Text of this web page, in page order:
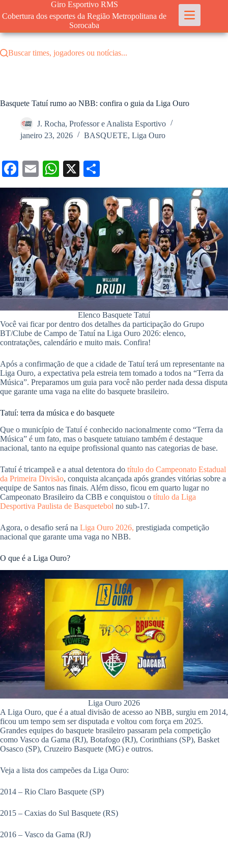
para
conteúdo
Giro Esportivo RMS
Cobertura dos esportes da Região Metropolitana de
Sorocaba
Buscar times, jogadores ou notícias...
Basquete Tatuí rumo ao NBB: confira o guia da Liga Ouro
J. Rocha, Professor e Analista Esportivo
janeiro 23, 2026
BASQUETE, Liga Ouro
Fa
ce
bo
ok
E
m
ail
W
ha
ts
A
pp
X
ha
re
Elenco Basquete Tatuí
Você vai ficar por dentro dos detalhes da participação do Grupo
BT/Clube de Campo de Tatuí na Liga Ouro 2026: elenco,
contratações, calendário e muito mais. Confira!
Após a confirmação de que a cidade de Tatuí terá um representante na
Liga Ouro, a expectativa pela estreia tem tomado a todos na “Terra da
Música”. Preparamos um guia para você não perder nada dessa disputa
que garante uma vaga na elite do basquete brasileiro.
Tatuí: terra da música e do basquete
Que o município de Tatuí é conhecido nacionalmente como “Terra da
Música” é um fato, mas o basquete tatuiano também é destaque
nacional, tanto na equipe profissional quanto nas categorias de base.
Tatuí é tricampeã e a atual detentora do título do Campeonato Estadual
da Primeira Divisão, conquista alcançada após grandes vitórias sobre a
equipe de Santos nas finais. Além disso, ficou em quarto lugar no
Campeonato Brasileiro da CBB e conquistou o título da Liga
Desportiva Paulista de Basquetebol no sub-17.
Agora, o desafio será na Liga Ouro 2026, prestigiada competição
nacional que garante uma vaga no NBB.
O que é a Liga Ouro?
Liga Ouro 2026
A Liga Ouro, que é a atual divisão de acesso ao NBB, surgiu em 2014,
ficou um tempo sem ser disputada e voltou com força em 2025.
Grandes equipes do basquete brasileiro passaram pela competição
como Vasco da Gama (RJ), Botafogo (RJ), Corinthians (SP), Basket
Osasco (SP), Cruzeiro Basquete (MG) e outros.
Veja a lista dos campeões da Liga Ouro:
2014 – Rio Claro Basquete (SP)
2015 – Caxias do Sul Basquete (RS)
2016 – Vasco da Gama (RJ)